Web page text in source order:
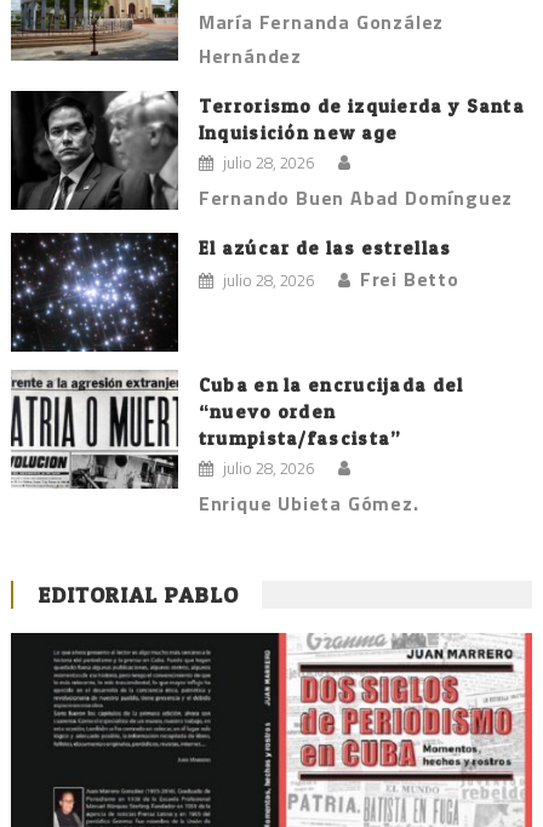
María Fernanda González
Hernández
Terrorismo de izquierda y Santa
Inquisición new age
julio 28, 2026
Fernando Buen Abad Domínguez
El azúcar de las estrellas
julio 28, 2026 Frei Betto
Cuba en la encrucijada del
“nuevo orden
trumpista/fascista”
julio 28, 2026
Enrique Ubieta Gómez.
EDITORIAL PABLO